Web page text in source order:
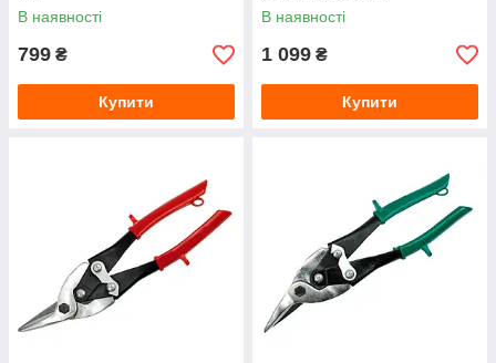
В наявності
799 ₴
Купити
В наявності
1 099 ₴
Купити